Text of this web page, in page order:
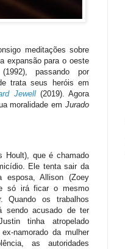
meditações sobre
expansão para o oeste
passando por
trata seus heróis em
Jewell (2019). Agora
moralidade em Jurado
Hoult), que é chamado
Ele tenta sair da
esposa, Allison (Zoey
só irá ficar o mesmo
Quando os trabalhos
sendo acusado de ter
tinha atropelado
namorado da mulher
as autoridades